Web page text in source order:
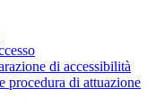
di accessibilità
procedura di attuazione